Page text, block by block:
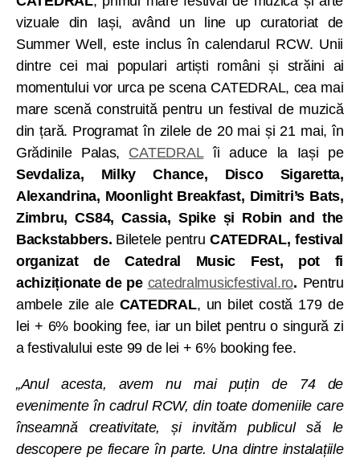
vizuale din Iași, având un line up curatoriat de
Summer Well, este inclus în calendarul RCW. Unii
dintre cei mai populari artiști români și străini ai
momentului vor urca pe scena CATEDRAL, cea mai
mare scenă construită pentru un festival de muzică
din țară. Programat în zilele de 20 mai și 21 mai, în
Grădinile Palas, CATEDRALîi aduce la Iași pe
Sevdaliza, Milky Chance, Disco Sigaretta,
Alexandrina, Moonlight Breakfast, Dimitri’s Bats,
Zimbru, CS84, Cassia, Spike și Robin and the
Backstabbers. Biletele pentru CATEDRAL, festival
organizat de Catedral Music Fest, pot fi
achiziționate de pe catedralmusicfestival.ro. Pentru
ambele zile ale CATEDRAL, un bilet costă 179 de
lei + 6% booking fee, iar un bilet pentru o singură zi
a festivalului este 99 de lei + 6% booking fee.
„Anul acesta, avem nu mai puțin de 74 de
evenimente în cadrul RCW, din toate domeniile care
înseamnă creativitate, și invităm publicul să le
descopere pe fiecare în parte. Una dintre instalațiile